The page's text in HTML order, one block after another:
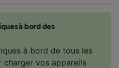
à bord des
à bord de tous les
charger vos appareils